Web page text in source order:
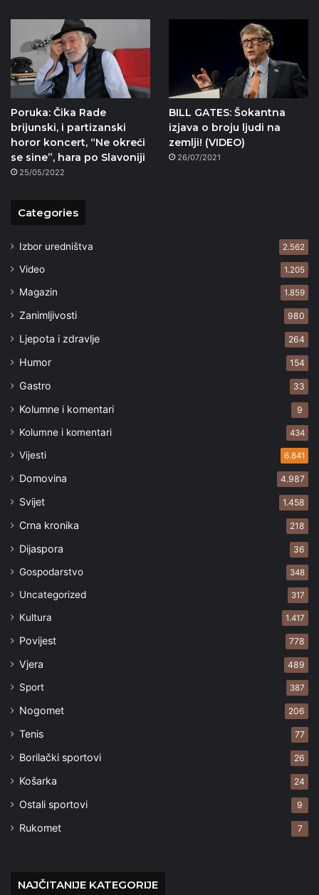
Poruka: Čika Rade
brijunski, i partizanski
horor koncert, “Ne okreći
se sine”, hara po Slavoniji
25/05/2022
BILL GATES: Šokantna
izjava o broju ljudi na
zemlji! (VIDEO)
26/07/2021
Categories
Izbor uredništva 2.562
Video 1.205
Magazin 1.859
Zanimljivosti 980
Ljepota i zdravlje 264
Humor 154
Gastro 33
Kolumne i komentari 9
Kolumne i komentari 434
Vijesti 6.841
Domovina 4.987
Svijet 1.458
Crna kronika 218
Dijaspora 36
Gospodarstvo 348
Uncategorized 317
Kultura 1.417
Povijest 778
Vjera 489
Sport 387
Nogomet 206
Tenis 77
Borilački sportovi 26
Košarka 24
Ostali sportovi 9
Rukomet 7
NAJČITANIJE KATEGORIJE